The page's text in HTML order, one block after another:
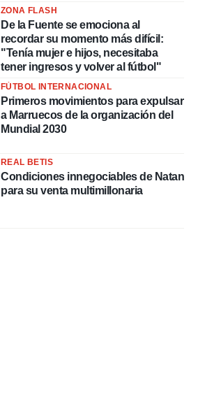
ZONA FLASH
De la Fuente se emociona al
recordar su momento más difícil:
"Tenía mujer e hijos, necesitaba
tener ingresos y volver al fútbol"
FÚTBOL INTERNACIONAL
Primeros movimientos para expulsar
a Marruecos de la organización del
Mundial 2030
REAL BETIS
Condiciones innegociables de Natan
para su venta multimillonaria